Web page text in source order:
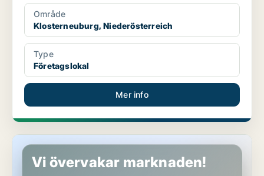
Område
Klosterneuburg, Niederösterreich
Type
Företagslokal
Mer info
Lokaler i Perchtoldsdorf, Niederösterreich
Vi övervakar marknaden!